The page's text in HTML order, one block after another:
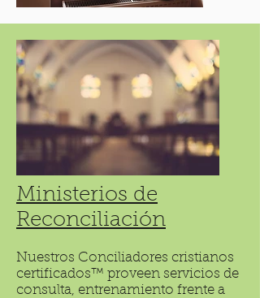
Ministerios de
Reconciliación
Nuestros Conciliadores cristianos
certificados™ proveen servicios de
consulta, entrenamiento frente a